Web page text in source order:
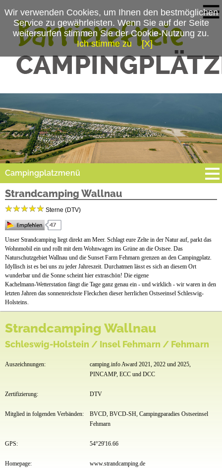
Campingplatzmenü
Platzdaten
Stellplätze
Preise & Prospekte
Anfahrt
Strandcamping Wallnau
Sterne (DTV)
Unser Strandcamping liegt direkt am Meer. Schlagt eure Zelte in der Natur auf, parkt das
Wohnmobil ein und rollt mit dem Wohnwagen ins Grüne an die Ostsee. Das
Naturschutzgebiet Wallnau und die Sunset Farm Fehmarn grenzen an den Campingplatz.
Idyllisch ist es bei uns zu jeder Jahreszeit. Durchatmen lässt es sich an diesem Ort
wunderbar und die Sonne scheint hier extraschön! Die eigene
Kachelmann-Wetterstation fängt die Tage ganz genau ein - und wirklich - wir waren in den
letzten Jahren das sonnenreichste Fleckchen dieser herrlichen Ostseeinsel Schleswig-
Holsteins.
Strandcamping Wallnau
Schleswig-Holstein / Insel Fehmarn / Fehmarn
Auszeichnungen:
camping.info Award 2021, 2022 und 2025,
PINCAMP, ECC und DCC
Zertifizierung: DTV
Mitglied in folgenden Verbänden:
BVCD, BVCD-SH, Campingparadies Ostseeinsel
Fehmarn
GPS: 54°29'16.66
Homepage: www.strandcamping.de
Wir verwenden Cookies, um Ihnen den bestmöglichen
Service zu gewährleisten. Wenn Sie auf der Seite
weitersurfen stimmen Sie der Cookie-Nutzung zu.
Ich stimme zu
[X]